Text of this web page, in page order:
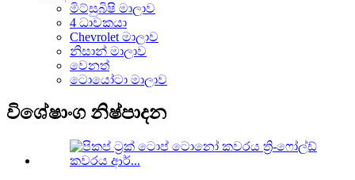
මිට්සුබිෂි මාලාව
4 ධාවකයා
Chevrolet මාලාව
නිසාන් මාලාව
වෙනත්
ටොයෝටා මාලාව
විශේෂාංග නිෂ්පාදන